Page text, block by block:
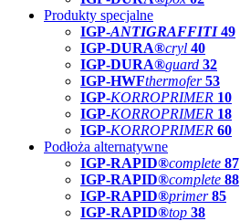
Produkty specjalne
IGP-ANTIGRAFFITI49
IGP-DURA®cryl 40
IGP-DURA®guard 32
IGP-HWFthermofer 53
IGP-KORROPRIMER 10
IGP-KORROPRIMER 18
IGP-KORROPRIMER 60
Podłoża alternatywne
IGP-RAPID®complete 87
IGP-RAPID®complete 88
IGP-RAPID®primer 85
IGP-RAPID®top 38